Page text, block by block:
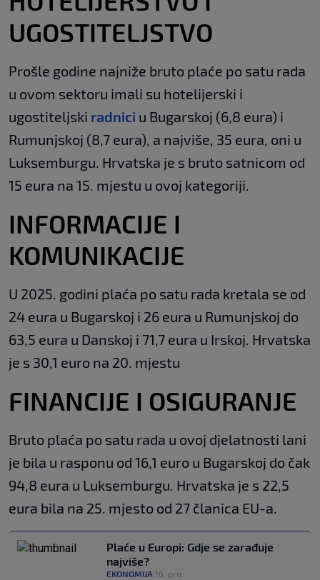
UGOSTITELJSTVO
Prošle godine najniže bruto plaće po satu rada
u ovom sektoru imali su hotelijerski i
ugostiteljski radnici u Bugarskoj (6,8 eura) i
Rumunjskoj (8,7 eura), a najviše, 35 eura, oni u
Luksemburgu. Hrvatska je s bruto satnicom od
15 eura na 15. mjestu u ovoj kategoriji.
INFORMACIJE I
KOMUNIKACIJE
U 2025. godini plaća po satu rada kretala se od
24 eura u Bugarskoj i 26 eura u Rumunjskoj do
63,5 eura u Danskoj i 71,7 eura u Irskoj. Hrvatska
je s 30,1 euro na 20. mjestu
FINANCIJE I OSIGURANJE
Bruto plaća po satu rada u ovoj djelatnosti lani
je bila u rasponu od 16,1 euro u Bugarskoj do čak
94,8 eura u Luksemburgu. Hrvatska je s 22,5
eura bila na 25. mjesto od 27 članica EU-a.
Plaće u Europi: Gdje se zarađuje
najviše?
EKONOMIJA 16. pro.